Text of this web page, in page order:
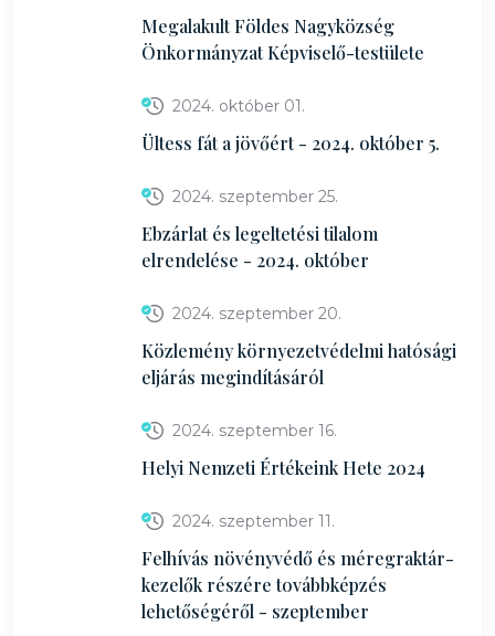
Megalakult Földes Nagyközség
Önkormányzat Képviselő-testülete
2024. október 01.
Ültess fát a jövőért - 2024. október 5.
2024. szeptember 25.
Ebzárlat és legeltetési tilalom
elrendelése - 2024. október
2024. szeptember 20.
Közlemény környezetvédelmi hatósági
eljárás megindításáról
2024. szeptember 16.
Helyi Nemzeti Értékeink Hete 2024
2024. szeptember 11.
Felhívás növényvédő és méregraktár-
kezelők részére továbbképzés
lehetőségéről - szeptember